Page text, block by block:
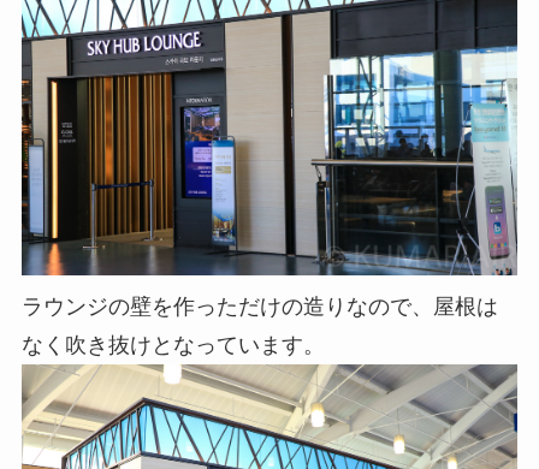
ラウンジの壁を作っただけの造りなので、屋根は
なく吹き抜けとなっています。